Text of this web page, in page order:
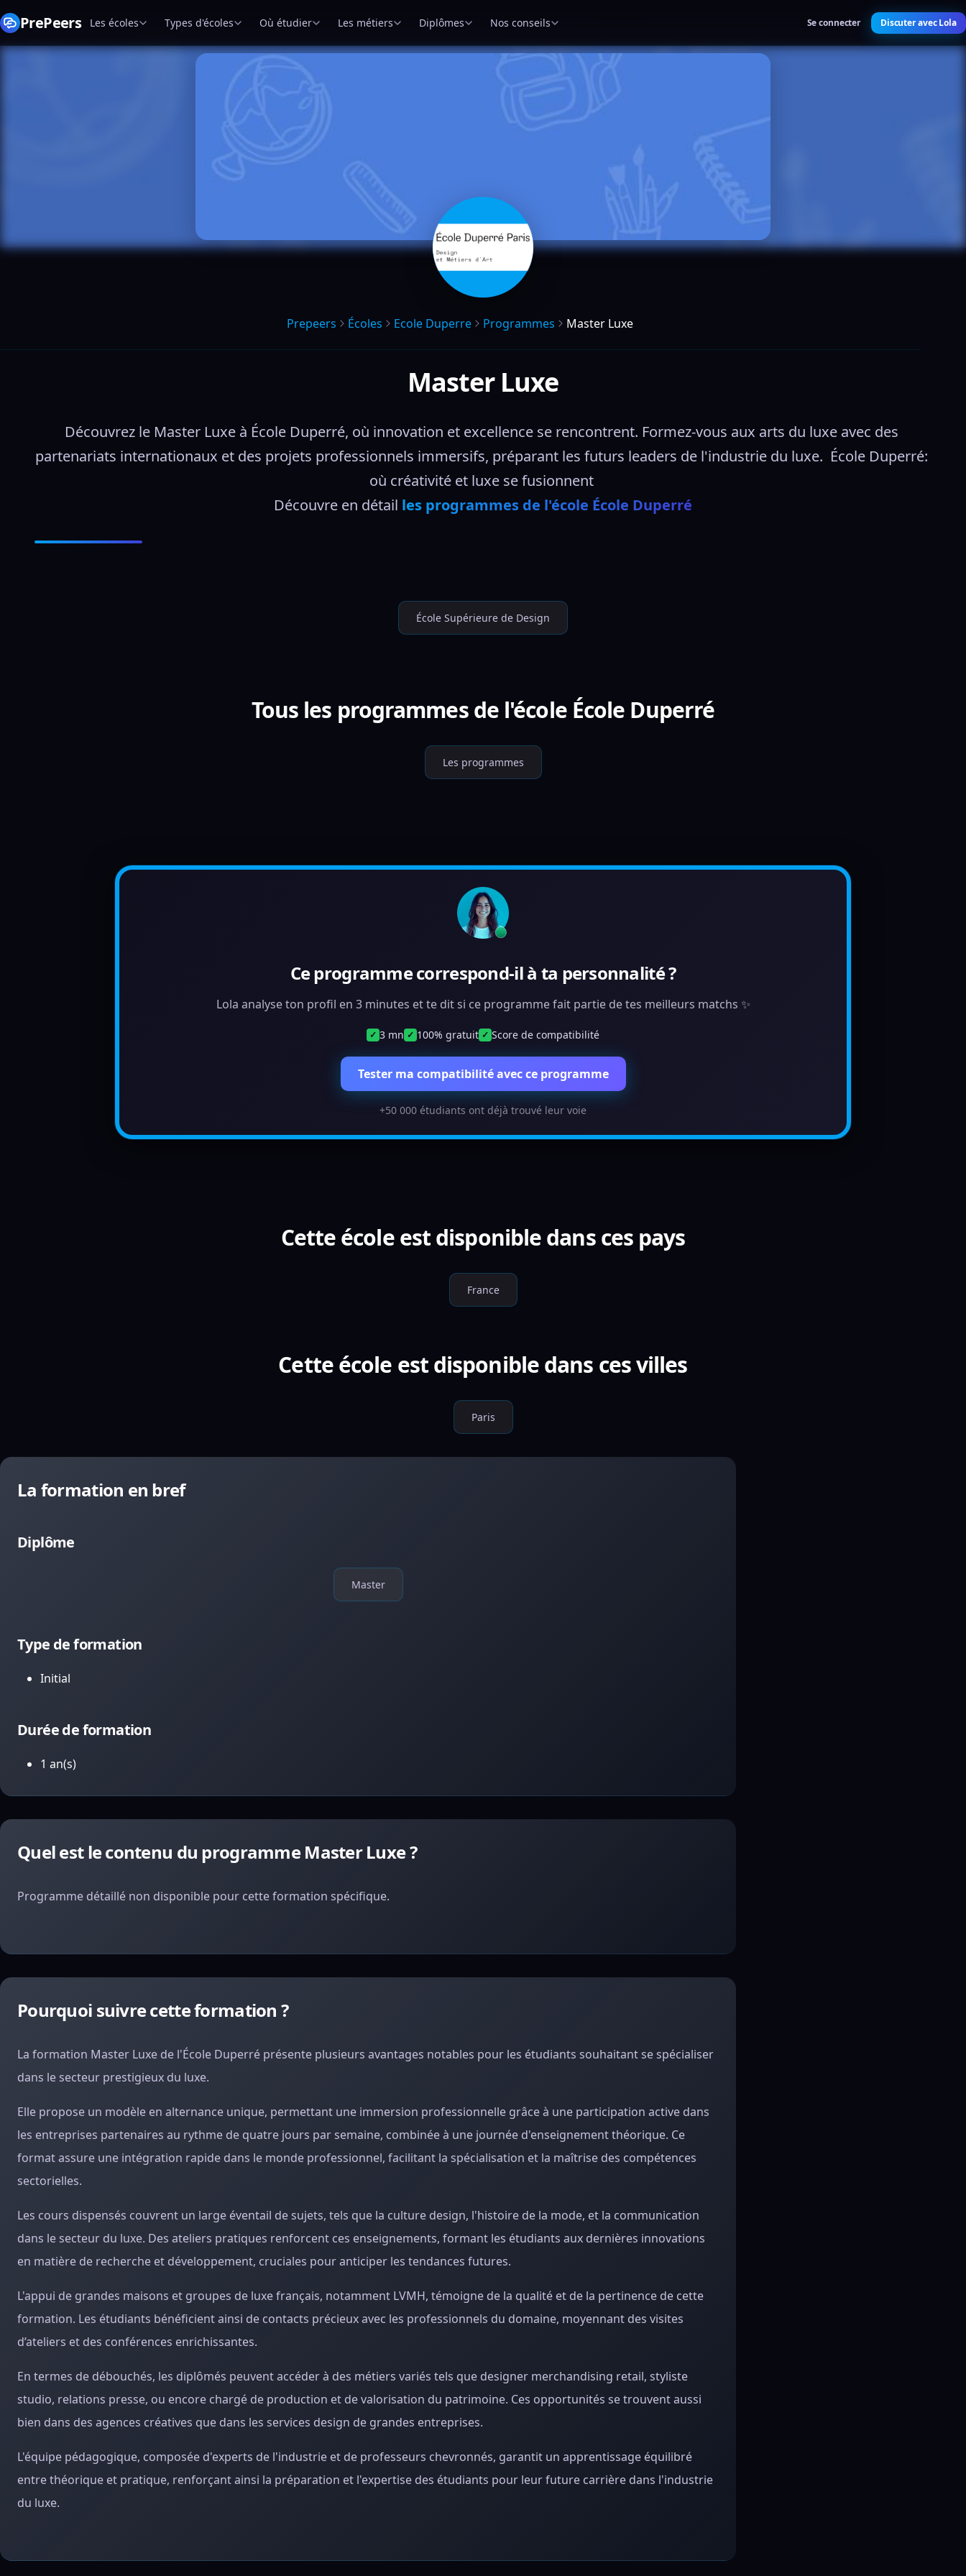
PrePeers Les écoles Types d'écoles Où étudier Les métiers Diplômes Nos conseils Se connecter Discuter avec Lola
Prepeers Écoles Ecole Duperre Programmes Master Luxe
Master Luxe
Découvrez le Master Luxe à École Duperré, où innovation et excellence se rencontrent. Formez-vous aux arts du luxe avec des
partenariats internationaux et des projets professionnels immersifs, préparant les futurs leaders de l'industrie du luxe.  École Duperré:
où créativité et luxe se fusionnent
Découvre en détail les programmes de l'école École Duperré
École Supérieure de Design
Tous les programmes de l'école École Duperré
Les programmes
Ce programme correspond-il à ta personnalité ?
Lola analyse ton profil en 3 minutes et te dit si ce programme fait partie de tes meilleurs matchs ✨
✓ 3 mn ✓ 100% gratuit ✓ Score de compatibilité
Tester ma compatibilité avec ce programme
+50 000 étudiants ont déjà trouvé leur voie
Cette école est disponible dans ces pays
France
Cette école est disponible dans ces villes
Paris
La formation en bref
Diplôme
Master
Type de formation
Initial
Durée de formation
1 an(s)
Quel est le contenu du programme Master Luxe ?
Programme détaillé non disponible pour cette formation spécifique.
Pourquoi suivre cette formation ?
La formation Master Luxe de l'École Duperré présente plusieurs avantages notables pour les étudiants souhaitant se spécialiser
dans le secteur prestigieux du luxe.
Elle propose un modèle en alternance unique, permettant une immersion professionnelle grâce à une participation active dans
les entreprises partenaires au rythme de quatre jours par semaine, combinée à une journée d'enseignement théorique. Ce
format assure une intégration rapide dans le monde professionnel, facilitant la spécialisation et la maîtrise des compétences
sectorielles.
Les cours dispensés couvrent un large éventail de sujets, tels que la culture design, l'histoire de la mode, et la communication
dans le secteur du luxe. Des ateliers pratiques renforcent ces enseignements, formant les étudiants aux dernières innovations
en matière de recherche et développement, cruciales pour anticiper les tendances futures.
L'appui de grandes maisons et groupes de luxe français, notamment LVMH, témoigne de la qualité et de la pertinence de cette
formation. Les étudiants bénéficient ainsi de contacts précieux avec les professionnels du domaine, moyennant des visites
d’ateliers et des conférences enrichissantes.
En termes de débouchés, les diplômés peuvent accéder à des métiers variés tels que designer merchandising retail, styliste
studio, relations presse, ou encore chargé de production et de valorisation du patrimoine. Ces opportunités se trouvent aussi
bien dans des agences créatives que dans les services design de grandes entreprises.
L'équipe pédagogique, composée d'experts de l'industrie et de professeurs chevronnés, garantit un apprentissage équilibré
entre théorique et pratique, renforçant ainsi la préparation et l'expertise des étudiants pour leur future carrière dans l'industrie
du luxe.